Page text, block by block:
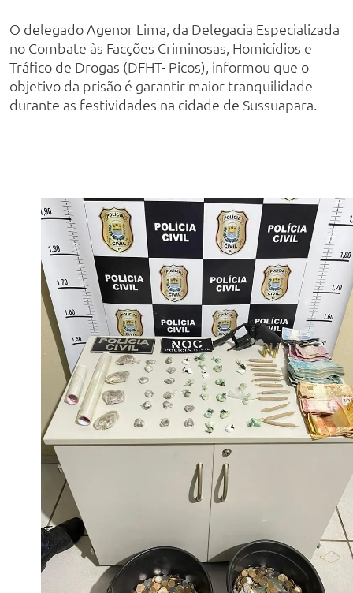
O delegado Agenor Lima, da Delegacia Especializada
no Combate às Facções Criminosas, Homicídios e
Tráfico de Drogas (DFHT- Picos), informou que o
objetivo da prisão é garantir maior tranquilidade
durante as festividades na cidade de Sussuapara.